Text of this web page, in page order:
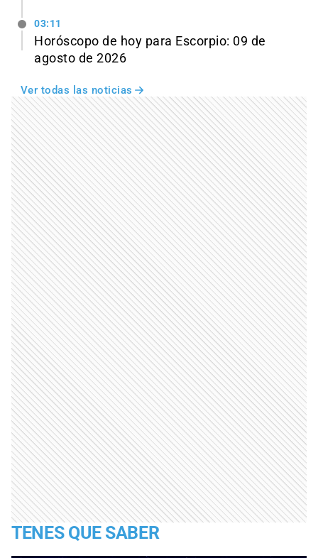
03:11
Horóscopo de hoy para Escorpio: 09 de
agosto de 2026
Ver todas las noticias
TENES QUE SABER